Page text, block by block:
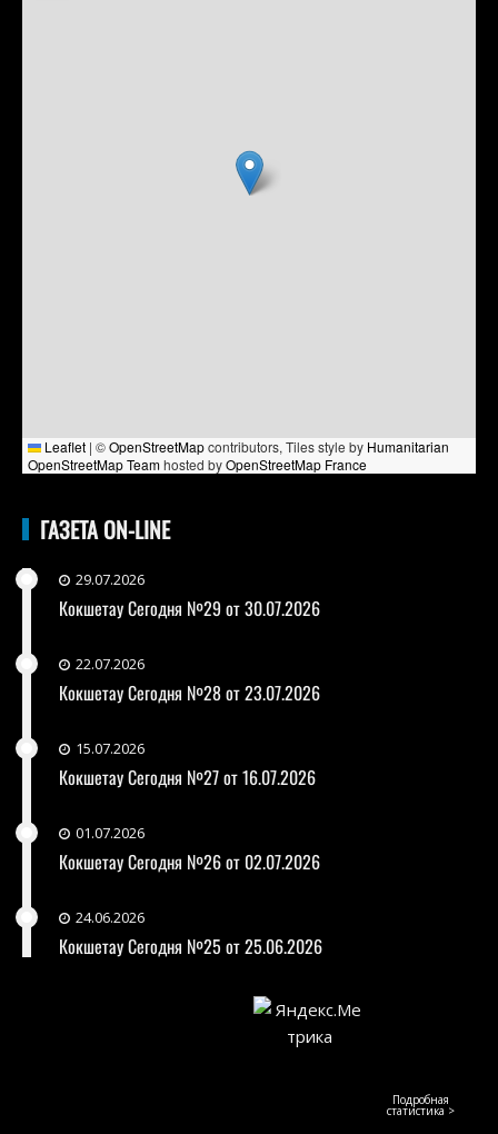
Leaflet | ©OpenStreetMapcontributors, Tiles style by Humanitarian
OpenStreetMap Teamhosted byOpenStreetMap France
ГАЗЕТА ON-LINE
29.07.2026
Кокшетау Сегодня №29 от 30.07.2026
22.07.2026
Кокшетау Сегодня №28 от 23.07.2026
15.07.2026
Кокшетау Сегодня №27 от 16.07.2026
01.07.2026
Кокшетау Сегодня №26 от 02.07.2026
24.06.2026
Кокшетау Сегодня №25 от 25.06.2026
Подробная
статистика >